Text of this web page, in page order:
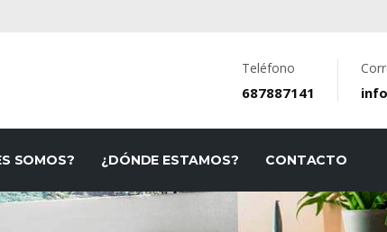
Teléfono
687887141
SOMOS? ¿DÓNDE ESTAMOS? CONTACTO